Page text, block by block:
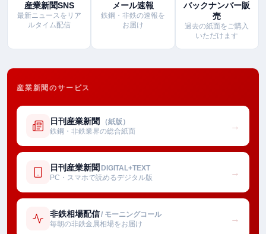
産業新聞SNS
最新ニュースをリア
ルタイム配信
メール速報
鉄鋼・非鉄の速報を
お届け
バックナンバー販
売
過去の紙面をご購入
いただけます
産業新聞のサービス
日刊産業新聞 （紙版）
鉄鋼・非鉄業界の総合紙面
→
日刊産業新聞 DIGITAL+TEXT
PC・スマホで読めるデジタル版
→
非鉄相場配信/ モーニングコール
毎朝の非鉄金属相場をお届け
→